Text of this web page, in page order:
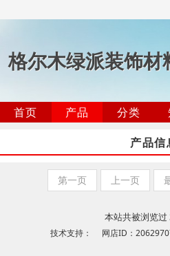
格尔木绿派装饰材
首页 产品 分类
产品信
第一页 上一页
本站共被浏览过
技术支持： 网店ID：